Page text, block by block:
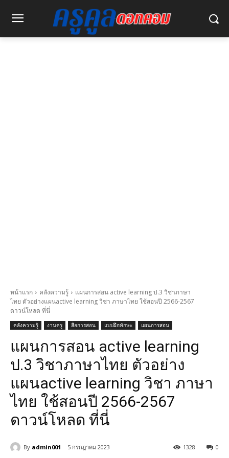
หน้าแรก คลังความรู้
แผนการสอน active learning ป.3 วิชาภาษา
ไทย ตัวอย่างแผนactive learning วิชา ภาษาไทย ใช้สอนปี 2566-2567
ดาวน์โหลด ที่นี่
คลังความรู้ งานครู สื่อการสอน แบบฝึกทักษะ แผนการสอน
แผนการสอน active learning
ป.3 วิชาภาษาไทย ตัวอย่าง
แผนactive learning วิชา ภาษา
ไทย ใช้สอนปี 2566-2567
ดาวน์โหลด ที่นี่
By admin001 5 กรกฎาคม 2023 0
1328